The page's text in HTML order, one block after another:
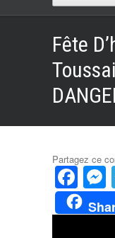
Fête
Partagez ce